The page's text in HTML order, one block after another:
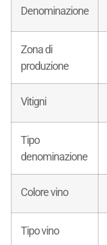
Denominazione
Zona di
produzione
Vitigni
Tipo
denominazione
Colore vino
Tipo vino